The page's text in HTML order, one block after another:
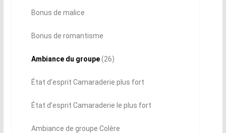
Bonus de malice
Bonus de romantisme
Ambiance du groupe(26)
État d’esprit Camaraderie plus fort
État d’esprit Camaraderie le plus fort
Ambiance de groupe Colère